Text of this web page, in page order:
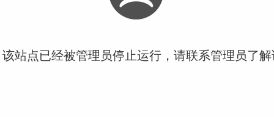
站点已经被管理员停止运行，请联系管理员了